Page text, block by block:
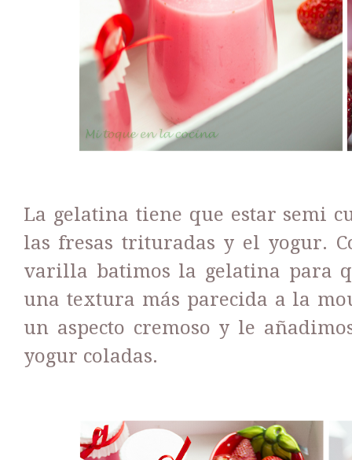
La gelatina tiene que estar semi
las fresas trituradas y el yogur.
varilla batimos la gelatina para
una textura más parecida a la
un aspecto cremoso y le
yogur coladas.